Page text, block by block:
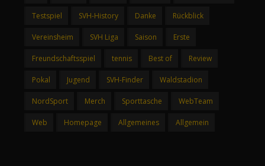
Testspiel SVH-History Danke Rückblick
Vereinsheim SVH Liga Saison Erste
Freundschaftsspiel tennis Best of Review
Pokal Jugend SVH-Finder Waldstadion
NordSport Merch Sporttasche WebTeam
Web Homepage Allgemeines Allgemein